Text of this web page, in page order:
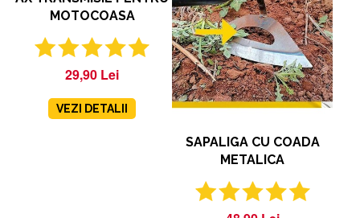
MOTOCOASA
29,90 Lei
VEZI DETALII
SAPALIGA CU COADA
METALICA